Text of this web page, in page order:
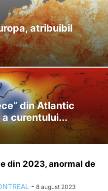
atribuibil
din Atlantic
curentului...
din 2023, anormal de
- 8 august 2023